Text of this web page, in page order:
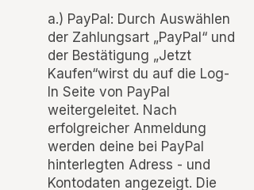
a.) PayPal: Durch Auswählen
der Zahlungsart „PayPal“ und
der Bestätigung „Jetzt
Kaufen“wirst du auf die Log-
In Seite von PayPal
weitergeleitet. Nach
erfolgreicher Anmeldung
werden deine bei PayPal
hinterlegten Adress - und
Kontodaten angezeigt. Die